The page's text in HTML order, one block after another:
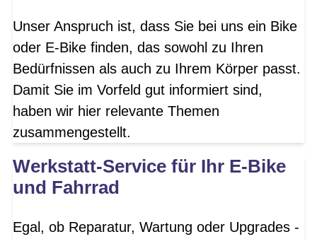
Unser Anspruch ist, dass Sie bei uns ein Bike
oder E-Bike finden, das sowohl zu Ihren
Bedürfnissen als auch zu Ihrem Körper passt.
Damit Sie im Vorfeld gut informiert sind,
haben wir hier relevante Themen
zusammengestellt.
Werkstatt-Service für Ihr E-Bike
und Fahrrad
Egal, ob Reparatur, Wartung oder Upgrades -